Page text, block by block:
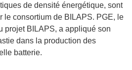
de densité énergétique, sont
le consortium de BILAPS. PGE, le
projet BILAPS, a appliqué son
dans la production des
batterie.